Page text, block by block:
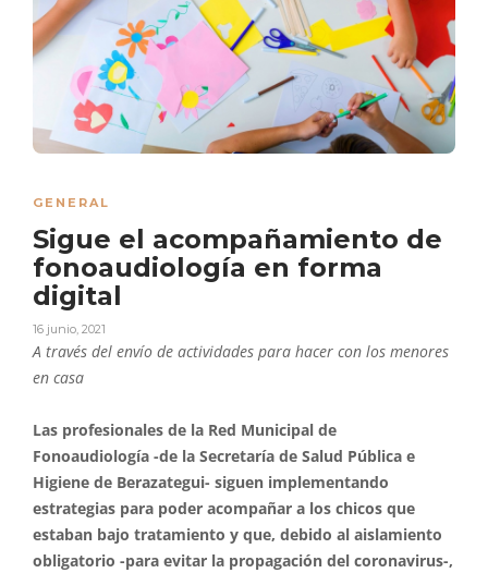
GENERAL
Sigue el acompañamiento de
fonoaudiología en forma
digital
16 junio, 2021
A través del envío de actividades para hacer con los menores
en casa
Las profesionales de la Red Municipal de
Fonoaudiología -de la Secretaría de Salud Pública e
Higiene de Berazategui- siguen implementando
estrategias para poder acompañar a los chicos que
estaban bajo tratamiento y que, debido al aislamiento
obligatorio -para evitar la propagación del coronavirus-,